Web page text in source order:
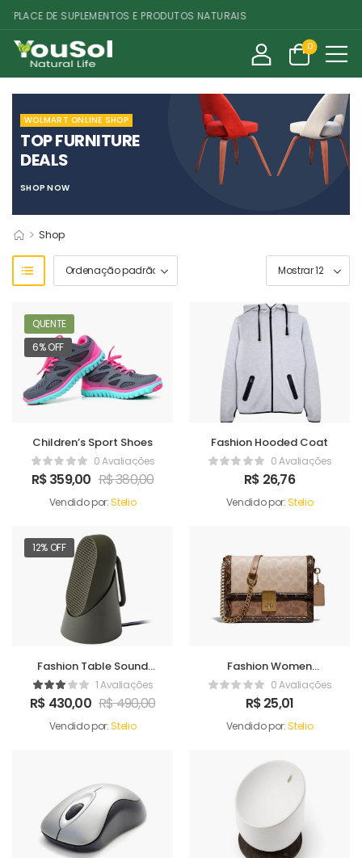
DE SUPLEMENTOS E PRODUTOS NATURAIS
0
WOLMART ONLINE SHOP
TOP FURNITURE
DEALS
SHOP NOW
> Shop
QUENTE
6% OFF
Children’s Sport Shoes
0 Avaliações
R$359,00 R$380,00
Vendido por:Stelio
Fashion Hooded Coat
0 Avaliações
R$ 26,76
Vendido por:Stelio
12% OFF
Fashion Table Sound
Maker1 Avaliações
R$ 430,00 R$490,00
Vendido por:Stelio
Fashion Women
Handbag0 Avaliações
R$25,01
Vendido por:Stelio